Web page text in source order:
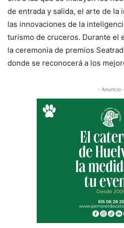
de entrada y salida, el arte de la
las innovaciones de la
turismo de cruceros. Durante el
la ceremonia de premios
donde se reconocerá a los
- Anuncio -